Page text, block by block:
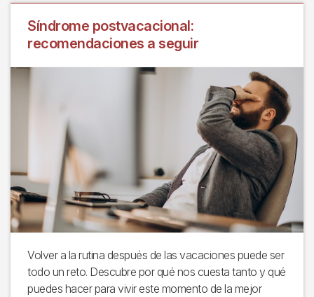
Síndrome postvacacional:
recomendaciones a seguir
Volver a la rutina después de las vacaciones puede ser
todo un reto. Descubre por qué nos cuesta tanto y qué
puedes hacer para vivir este momento de la mejor